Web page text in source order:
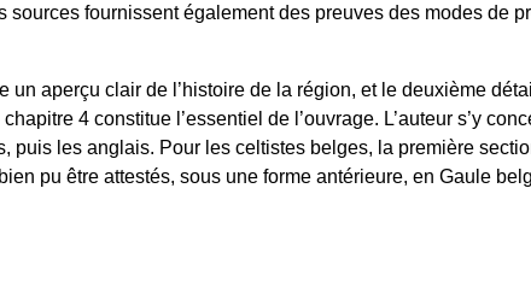
fournissent également des preuves des modes de
aperçu clair de l’histoire de la région, et le deuxième
4 constitue l’essentiel de l’ouvrage. L’auteur s’y
puis les anglais. Pour les celtistes belges, la première
pu être attestés, sous une forme antérieure, en Gaule